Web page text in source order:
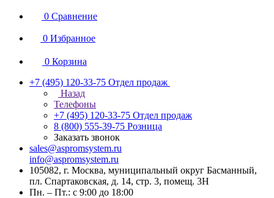
0 Сравнение
0 Избранное
0 Корзина
+7 (495) 120-33-75 Отдел продаж
Назад
Телефоны
+7 (495) 120-33-75 Отдел продаж
8 (800) 555-39-75 Розница
Заказать звонок
sales@aspromsystem.ru
info@aspromsystem.ru
105082, г. Москва, муниципальный округ Басманный,
пл. Спартаковская, д. 14, стр. 3, помещ. 3Н
Пн. – Пт.: с 9:00 до 18:00